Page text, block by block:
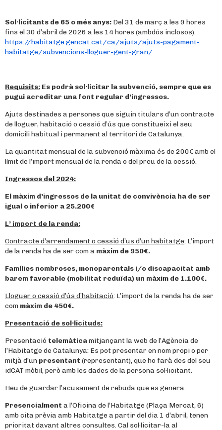
Sol·licitants de 65 o més anys: Del 31 de març a les 9 hores
fins el 30 d’abril de 2026 a les 14 hores (ambdós inclosos).
https://habitatge.gencat.cat/ca/ajuts/ajuts-pagament-
habitatge/subvencions-lloguer-gent-gran/
Requisits: Es podrà sol·licitar la subvenció, sempre que es
pugui acreditar una font regular d’ingressos.
Ajuts destinades a persones que siguin titulars d’un contracte
de lloguer, habitació o cessió d’ús que constitueixi el seu
domicili habitual i permanent al territori de Catalunya.
La quantitat mensual de la subvenció màxima és de 200€ amb el
límit de l’import mensual de la renda o del preu de la cessió.
Ingressos del 2024:
El màxim d’ingressos de la unitat de convivència ha de ser
igual o inferior a 25.200€
L’ import de la renda:
Contracte d’arrendament o cessió d’us d’un habitatge: L’import
de la renda ha de ser com a màxim de 950€.
Famílies nombroses, monoparentals i/o discapacitat amb
barem favorable (mobilitat reduïda) un màxim de 1.100€.
Lloguer o cessió d’ús d’habitació: L’import de la renda ha de ser
com màxim de 450€.
Presentació de sol·licituds:
Presentació telemàticamitjançant la web de l’Agència de
l’Habitatge de Catalunya: Es pot presentar en nom propi o per
mitjà d’un presentant (representant), que ho farà des del seu
idCAT mòbil, però amb les dades de la persona sol·licitant.
Heu de guardar l’acusament de rebuda que es genera.
Presencialment a l’Oficina de l’Habitatge (Plaça Mercat, 6)
amb cita prèvia amb Habitatge a partir del dia 1 d’abril, tenen
prioritat davant altres consultes. Cal sol·licitar-la al